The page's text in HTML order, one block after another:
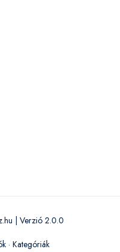
| Verzió 2.0.0
· Kategóriák